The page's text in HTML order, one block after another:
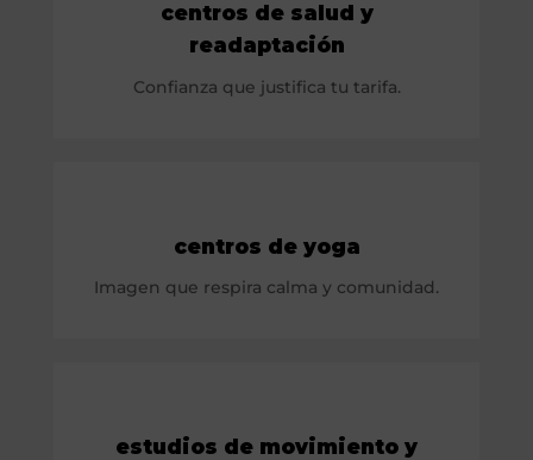
centros de salud y
readaptación
Confianza que justifica tu tarifa.
centros de yoga
Imagen que respira calma y comunidad.
estudios de movimiento y